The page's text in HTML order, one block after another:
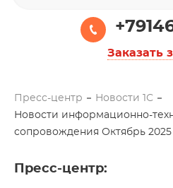
Заказать
Пресс-центр
Новости 1С
Новости информационно-
сопровождения Октябрь 2025
Пресс-центр: